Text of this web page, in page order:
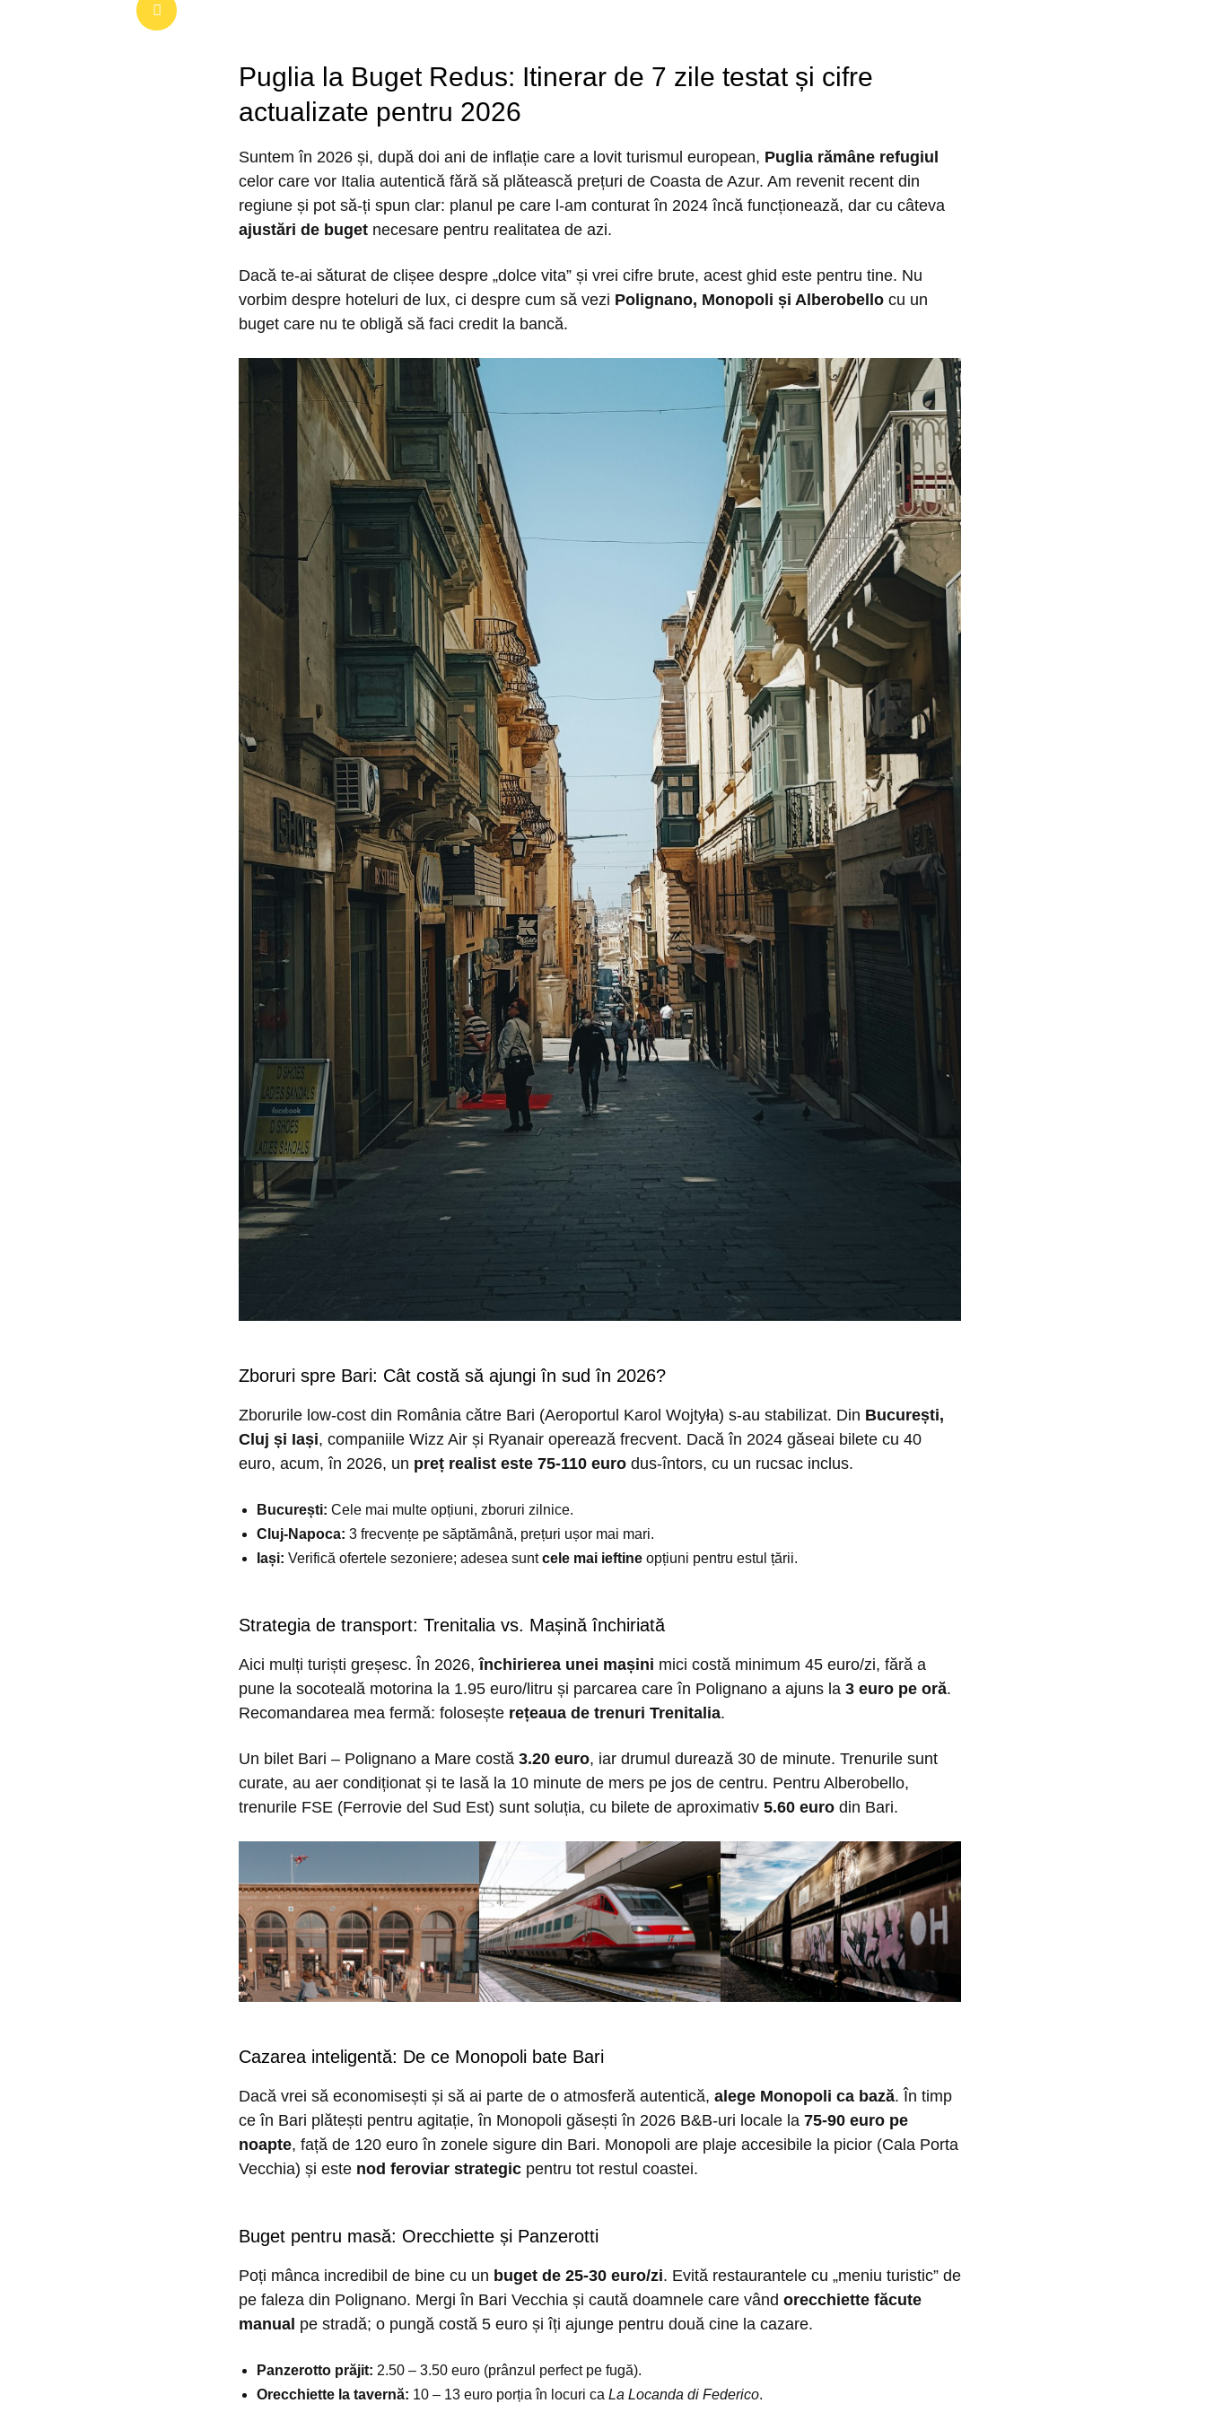
Puglia la Buget Redus: Itinerar de 7 zile testat și cifre
actualizate pentru 2026
Suntem în 2026 și, după doi ani de inflație care a lovit turismul european, Puglia rămâne refugiul
celor care vor Italia autentică fără să plătească prețuri de Coasta de Azur. Am revenit recent din
regiune și pot să-ți spun clar: planul pe care l-am conturat în 2024 încă funcționează, dar cu câteva
ajustări de buget necesare pentru realitatea de azi.
Dacă te-ai săturat de clișee despre „dolce vita” și vrei cifre brute, acest ghid este pentru tine. Nu
vorbim despre hoteluri de lux, ci despre cum să vezi Polignano, Monopoli și Alberobello cu un
buget care nu te obligă să faci credit la bancă.
Zboruri spre Bari: Cât costă să ajungi în sud în 2026?
Zborurile low-cost din România către Bari (Aeroportul Karol Wojtyła) s-au stabilizat. Din București,
Cluj și Iași, companiile Wizz Air și Ryanair operează frecvent. Dacă în 2024 găseai bilete cu 40
euro, acum, în 2026, un preț realist este 75-110 euro dus-întors, cu un rucsac inclus.
București: Cele mai multe opțiuni, zboruri zilnice.
Cluj-Napoca: 3 frecvențe pe săptămână, prețuri ușor mai mari.
Iași: Verifică ofertele sezoniere; adesea suntcele mai ieftine opțiuni pentru estul țării.
Strategia de transport: Trenitalia vs. Mașină închiriată
Aici mulți turiști greșesc. În 2026,închirierea unei mașini mici costă minimum 45 euro/zi, fără a
pune la socoteală motorina la 1.95 euro/litru și parcarea care în Polignano a ajuns la 3 euro pe oră.
Recomandarea mea fermă: folosește rețeaua de trenuri Trenitalia.
Un bilet Bari – Polignano a Mare costă 3.20 euro, iar drumul durează 30 de minute. Trenurile sunt
curate, au aer condiționat și te lasă la 10 minute de mers pe jos de centru. Pentru Alberobello,
trenurile FSE (Ferrovie del Sud Est) sunt soluția, cu bilete de aproximativ 5.60 euro din Bari.
Cazarea inteligentă: De ce Monopoli bate Bari
Dacă vrei să economisești și să ai parte de o atmosferă autentică, alege Monopoli ca bază. În timp
ce în Bari plătești pentru agitație, în Monopoli găsești în 2026 B&B-uri locale la 75-90 euro pe
noapte, față de 120 euro în zonele sigure din Bari. Monopoli are plaje accesibile la picior (Cala Porta
Vecchia) și este nod feroviar strategic pentru tot restul coastei.
Buget pentru masă: Orecchiette și Panzerotti
Poți mânca incredibil de bine cu un buget de 25-30 euro/zi. Evită restaurantele cu „meniu turistic” de
pe faleza din Polignano. Mergi în Bari Vecchia și caută doamnele care vând orecchiette făcute
manual pe stradă; o pungă costă 5 euro și îți ajunge pentru două cine la cazare.
Panzerotto prăjit: 2.50 – 3.50 euro (prânzul perfect pe fugă).
Orecchiette la tavernă: 10 – 13 euro porția în locuri ca La Locanda di Federico.